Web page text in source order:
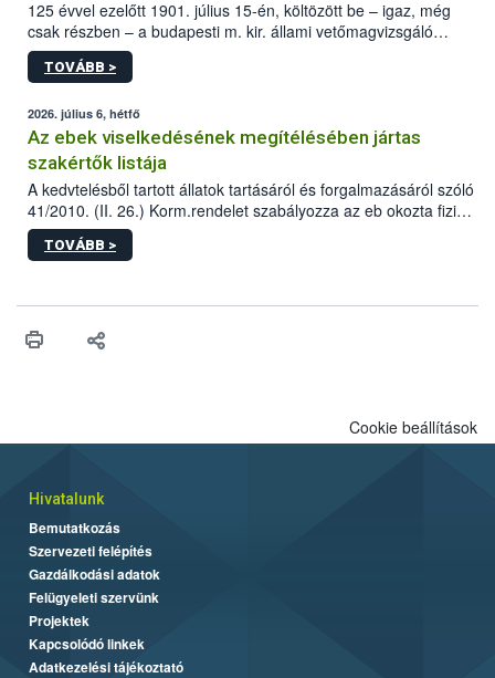
125 évvel ezelőtt 1901. július 15-én, költözött be – igaz, még
csak részben – a budapesti m. kir. állami vetőmagvizsgáló
állomás a Kis Rókus utca 15. szám alatti, Czigler Győző által
tervezett új épületébe.
TOVÁBB >
2026. július 6, hétfő
Az ebek viselkedésének megítélésében jártas
szakértők listája
A kedvtelésből tartott állatok tartásáról és forgalmazásáról szóló
41/2010. (II. 26.) Korm.rendelet szabályozza az eb okozta fizikai
sérülés, illetve ennek veszélye keletkezésekor felmerülő
hatósági feladatokat, valamint a veszélyes eb tartását és annak
TOVÁBB >
Cookie beállítások
Hivatalunk
Bemutatkozás
Szervezeti felépítés
Gazdálkodási adatok
Felügyeleti szervünk
Projektek
Kapcsolódó linkek
Adatkezelési tájékoztató